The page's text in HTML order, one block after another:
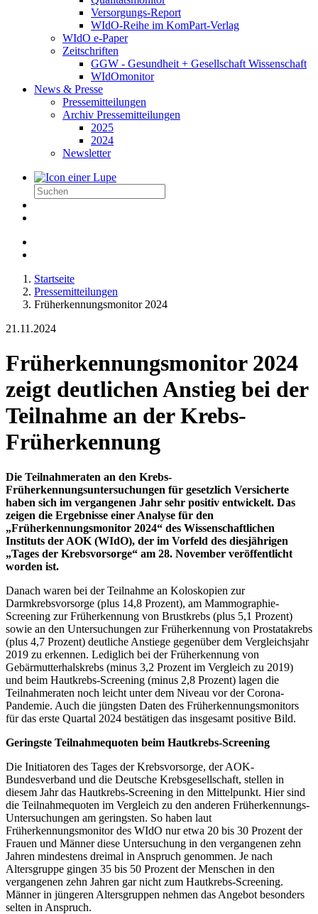
Versorgungs-Report
WIdO-Reihe im KomPart-Verlag
WIdO e-Paper
Zeitschriften
GGW - Gesundheit + Gesellschaft Wissenschaft
WIdOmonitor
News & Presse
Pressemitteilungen
Archiv Pressemitteilungen
2025
2024
Newsletter
Startseite
Pressemitteilungen
Früherkennungsmonitor 2024
21.11.2024
Früherkennungsmonitor 2024
zeigt deutlichen Anstieg bei der
Teilnahme an der Krebs-
Früherkennung
Die Teilnahmeraten an den Krebs-
Früherkennungsuntersuchungen für gesetzlich Versicherte
haben sich im vergangenen Jahr sehr positiv entwickelt. Das
zeigen die Ergebnisse einer Analyse für den
„Früherkennungsmonitor 2024“ des Wissenschaftlichen
Instituts der AOK (WIdO), der im Vorfeld des diesjährigen
„Tages der Krebsvorsorge“ am 28. November veröffentlicht
worden ist.
Danach waren bei der Teilnahme an Koloskopien zur
Darmkrebsvorsorge (plus 14,8 Prozent), am Mammographie-
Screening zur Früherkennung von Brustkrebs (plus 5,1 Prozent)
sowie an den Untersuchungen zur Früherkennung von Prostatakrebs
(plus 4,7 Prozent) deutliche Anstiege gegenüber dem Vergleichsjahr
2019 zu erkennen. Lediglich bei der Früherkennung von
Gebärmutterhalskrebs (minus 3,2 Prozent im Vergleich zu 2019)
und beim Hautkrebs-Screening (minus 2,8 Prozent) lagen die
Teilnahmeraten noch leicht unter dem Niveau vor der Corona-
Pandemie. Auch die jüngsten Daten des Früherkennungsmonitors
für das erste Quartal 2024 bestätigen das insgesamt positive Bild.
Geringste Teilnahmequoten beim Hautkrebs-Screening
Die Initiatoren des Tages der Krebsvorsorge, der AOK-
Bundesverband und die Deutsche Krebsgesellschaft, stellen in
diesem Jahr das Hautkrebs-Screening in den Mittelpunkt. Hier sind
die Teilnahmequoten im Vergleich zu den anderen Früherkennungs-
Untersuchungen am geringsten. So haben laut
Früherkennungsmonitor des WIdO nur etwa 20 bis 30 Prozent der
Frauen und Männer diese Untersuchung in den vergangenen zehn
Jahren mindestens dreimal in Anspruch genommen. Je nach
Altersgruppe gingen 35 bis 50 Prozent der Menschen in den
vergangenen zehn Jahren gar nicht zum Hautkrebs-Screening.
Männer in jüngeren Altersgruppen nehmen das Angebot besonders
selten in Anspruch.